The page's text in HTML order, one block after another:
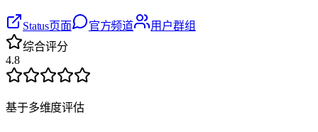
Status页面 官方频道
用户群组
综合评分
4.8
基于多维度评估